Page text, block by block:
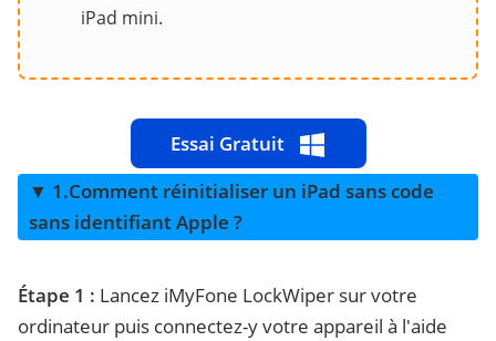
iPad mini.
Essai Gratuit
▼ 1.Comment réinitialiser un iPad sans code
sans identifiant Apple ?
Étape 1 : Lancez iMyFone LockWiper sur votre
ordinateur puis connectez-y votre appareil à l'aide